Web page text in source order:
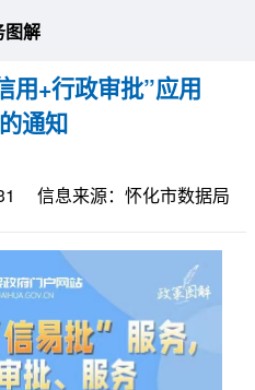
图解
用+行政审批”应用
通知
信息来源：怀化市数据局